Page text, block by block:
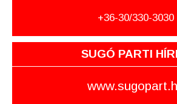
+36-30/330-3030
SUGÓ PARTI